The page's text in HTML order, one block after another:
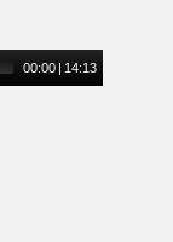
00:00 | 14:13